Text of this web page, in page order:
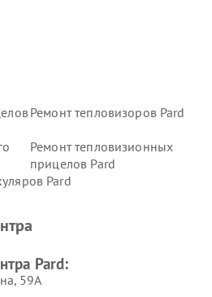
Ремонт тепловизоров Pard
Ремонт тепловизионных
прицелов Pard
Pard
Pard:
59А